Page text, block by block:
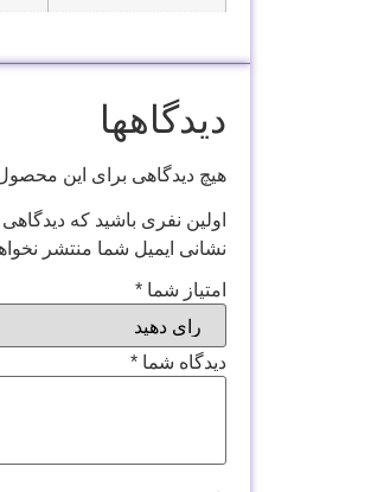
دیدگاهها
هیچ دیدگاهی برای این
اولین نفری باشید که
نشانی ایمیل شما منتشر
امتیاز شما *
دیدگاه شما *